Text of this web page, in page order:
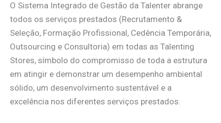
O Sistema Integrado de Gestão da Talenter abrange
todos os serviços prestados (Recrutamento &
Seleção, Formação Profissional, Cedência Temporária,
Outsourcing e Consultoria) em todas as Talenting
Stores, símbolo do compromisso de toda a estrutura
em atingir e demonstrar um desempenho ambiental
sólido, um desenvolvimento sustentável e a
excelência nos diferentes serviços prestados.